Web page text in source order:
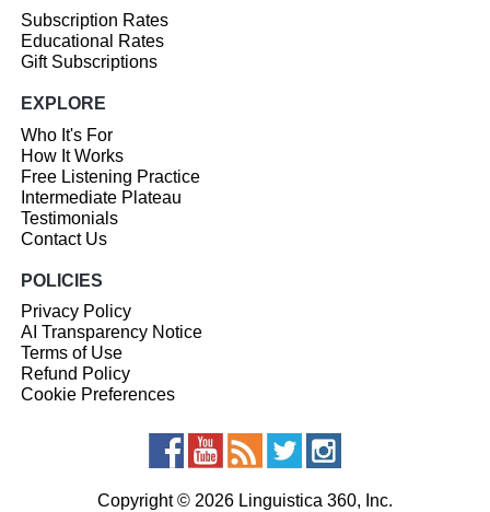
Subscription Rates
Educational Rates
Gift Subscriptions
EXPLORE
Who It's For
How It Works
Free Listening Practice
Intermediate Plateau
Testimonials
Contact Us
POLICIES
Privacy Policy
AI Transparency Notice
Terms of Use
Refund Policy
Cookie Preferences
Copyright © 2026 Linguistica 360, Inc.